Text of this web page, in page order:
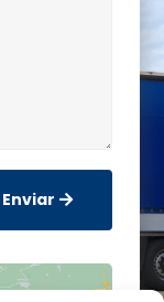
Enviar